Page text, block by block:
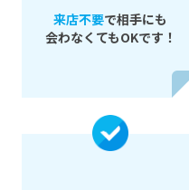
来店不要で相手にも
会わなくてもOKです！